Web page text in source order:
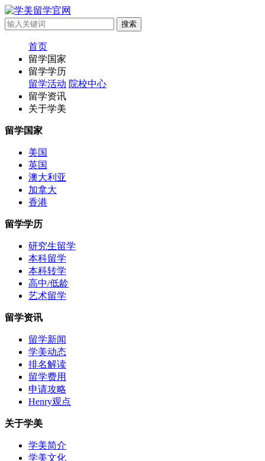
首页
留学国家
留学学历
留学活动 院校中心
留学资讯
关于学美
留学国家
美国
英国
澳大利亚
加拿大
香港
留学学历
研究生留学
本科留学
本科转学
高中/低龄
艺术留学
留学资讯
留学新闻
学美动态
排名解读
留学费用
申请攻略
Henry观点
关于学美
学美简介
学美文化